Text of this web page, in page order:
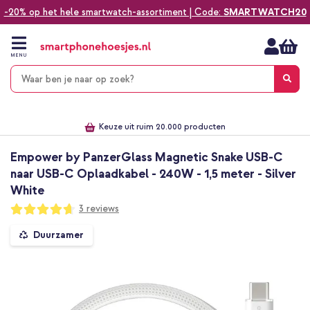
-20% op het hele smartwatch-assortiment | Code: SMARTWATCH20
naar
inhoud
MENU
Keuze uit ruim 20.000 producten
Empower by PanzerGlass Magnetic Snake USB-C
naar USB-C Oplaadkabel - 240W - 1,5 meter - Silver
White
Waardering:
93
100
3 reviews
Ga
naar
Duurzamer